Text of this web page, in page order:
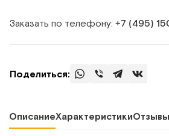
Заказать по телефону: +7 (495)
Поделиться:
ОписаниеХарактеристикиОтзывы